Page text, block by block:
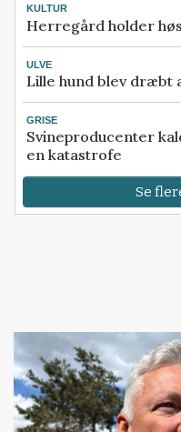
KULTUR
Herregård holder
ULVE
Lille hund blev dræbt
GRISE
Svineproducenter
en katastrofe
Se